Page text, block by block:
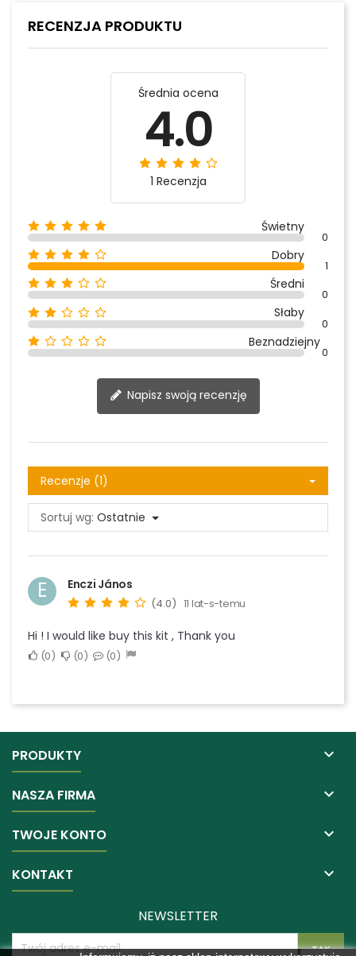
RECENZJA PRODUKTU
Średnia ocena
4.0
1 Recenzja
Świetny
0
Dobry
1
Średni
0
Słaby
0
Beznadziejny
0
Napisz swoją recenzję
Recenzje (1)
Sortuj wg: Ostatnie
E Enczi János
(4.0) 11 lat-s-temu
Hi ! I would like buy this kit , Thank you
0 0 0
PRODUKTY 
NASZA FIRMA 
TWOJE KONTO 
KONTAKT 
NEWSLETTER